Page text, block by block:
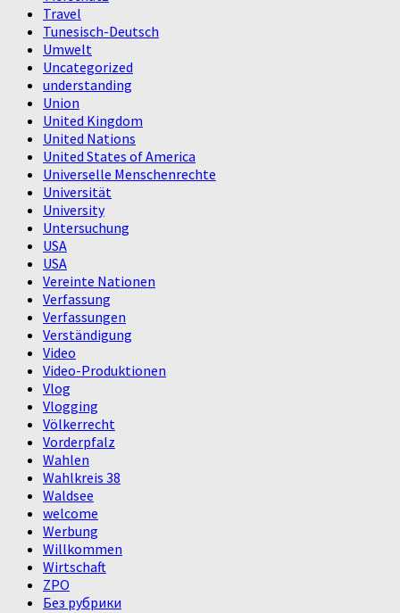
Travel
Tunesisch-Deutsch
Umwelt
Uncategorized
understanding
Union
United Kingdom
United Nations
United States of America
Universelle Menschenrechte
Universität
University
Untersuchung
USA
USA
Vereinte Nationen
Verfassung
Verfassungen
Verständigung
Video
Video-Produktionen
Vlog
Vlogging
Völkerrecht
Vorderpfalz
Wahlen
Wahlkreis 38
Waldsee
welcome
Werbung
Willkommen
Wirtschaft
ZPO
Без рубрики